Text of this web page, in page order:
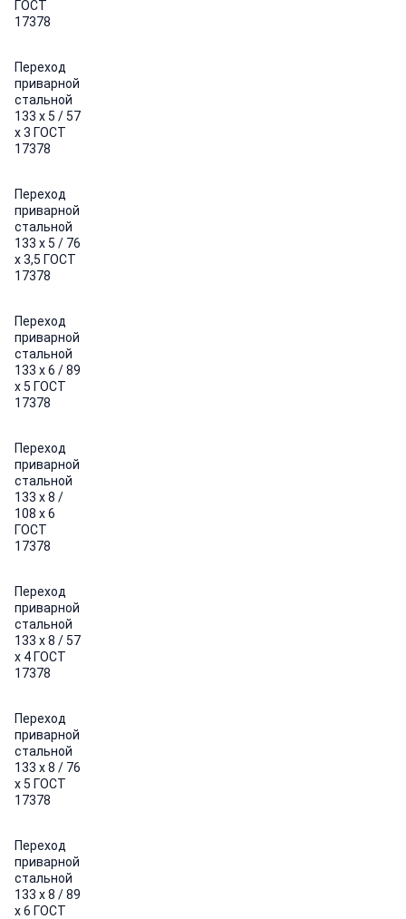
ГОСТ
17378
Переход
приварной
стальной
133 х 5 / 57
х 3 ГОСТ
17378
Переход
приварной
стальной
133 х 5 / 76
х 3,5 ГОСТ
17378
Переход
приварной
стальной
133 х 6 / 89
х 5 ГОСТ
17378
Переход
приварной
стальной
133 х 8 /
108 х 6
ГОСТ
17378
Переход
приварной
стальной
133 х 8 / 57
х 4 ГОСТ
17378
Переход
приварной
стальной
133 х 8 / 76
х 5 ГОСТ
17378
Переход
приварной
стальной
133 х 8 / 89
х 6 ГОСТ